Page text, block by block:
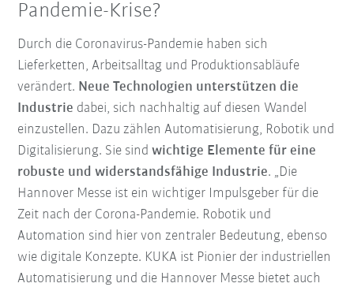
Pandemie-Krise?
Durch die Coronavirus-Pandemie haben sich
Lieferketten, Arbeitsalltag und Produktionsabläufe
verändert. Neue Technologien unterstützen die
Industrie dabei, sich nachhaltig auf diesen Wandel
einzustellen. Dazu zählen Automatisierung, Robotik und
Digitalisierung. Sie sindwichtige Elemente für eine
robuste und widerstandsfähige Industrie. „Die
Hannover Messe ist ein wichtiger Impulsgeber für die
Zeit nach der Corona-Pandemie. Robotik und
Automation sind hier von zentraler Bedeutung, ebenso
wie digitale Konzepte. KUKA ist Pionier der industriellen
Automatisierung und die Hannover Messe bietet auch